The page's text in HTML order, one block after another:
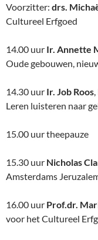
Voorzitter: drs.
Cultureel Erfgoed
14.00 uur Ir. Annette
Oude gebouwen,
14.30 uur Ir. Job Roos
Leren luisteren naar
15.00 uur theepauze
15.30 uur Nicholas
Amsterdams
16.00 uur Prof.dr.
voor het Cultureel